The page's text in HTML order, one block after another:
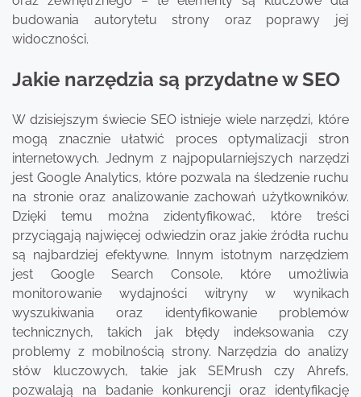
budowania autorytetu strony oraz poprawy jej
widoczności.
Jakie narzędzia są przydatne w SEO
W dzisiejszym świecie SEO istnieje wiele narzędzi, które
mogą znacznie ułatwić proces optymalizacji stron
internetowych. Jednym z najpopularniejszych narzędzi
jest Google Analytics, które pozwala na śledzenie ruchu
na stronie oraz analizowanie zachowań użytkowników.
Dzięki temu można zidentyfikować, które treści
przyciągają najwięcej odwiedzin oraz jakie źródła ruchu
są najbardziej efektywne. Innym istotnym narzędziem
jest Google Search Console, które umożliwia
monitorowanie wydajności witryny w wynikach
wyszukiwania oraz identyfikowanie problemów
technicznych, takich jak błędy indeksowania czy
problemy z mobilnością strony. Narzędzia do analizy
słów kluczowych, takie jak SEMrush czy Ahrefs,
pozwalają na badanie konkurencji oraz identyfikację